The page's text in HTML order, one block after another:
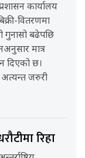
कार्यालय
वितरणमा
गुनासो बढेपछि
मात्र
दिएको छ।
जरुरी
रिहा